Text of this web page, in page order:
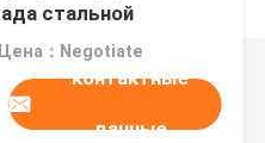
стальной
Цена：Negotiate
контактные
данные